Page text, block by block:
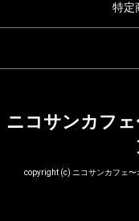
特定
ニコサンカフ
copyright (c) ニコサンカフェ